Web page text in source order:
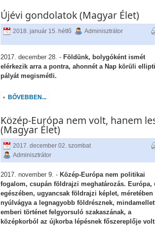
Újévi gondolatok (Magyar Élet)
2018. január 15. hétfő Adminisztrátor
2017. december 28. - Földünk, bolygóként ismét
elérkezik arra a pontra, ahonnét a Nap körüli
pályát megismétli.
BŐVEBBEN...
Közép-Európa nem volt, hanem
(Magyar Élet)
2017. december 02. szombat
Adminisztrátor
2017. november 9. - Közép-Európa nem politikai
fogalom, csupán földrajzi meghatározás. Európa,
egészében, ugyancsak földrajzi képlet, méretében
nyúlvágya a legnagyobb földrésznek,
emberi történet felgyorsuló szakaszának, a
középkorból az újkorba lépésnek főszereplője